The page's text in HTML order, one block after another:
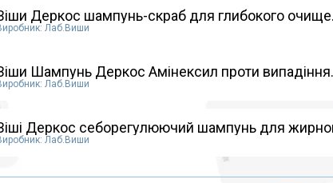
Деркос шампунь-скраб для глибокого
Лаб.Виши
Шампунь Деркос Амінексил проти
Лаб.Виши
Деркос себорегулюючий шампунь для
Лаб.Виши